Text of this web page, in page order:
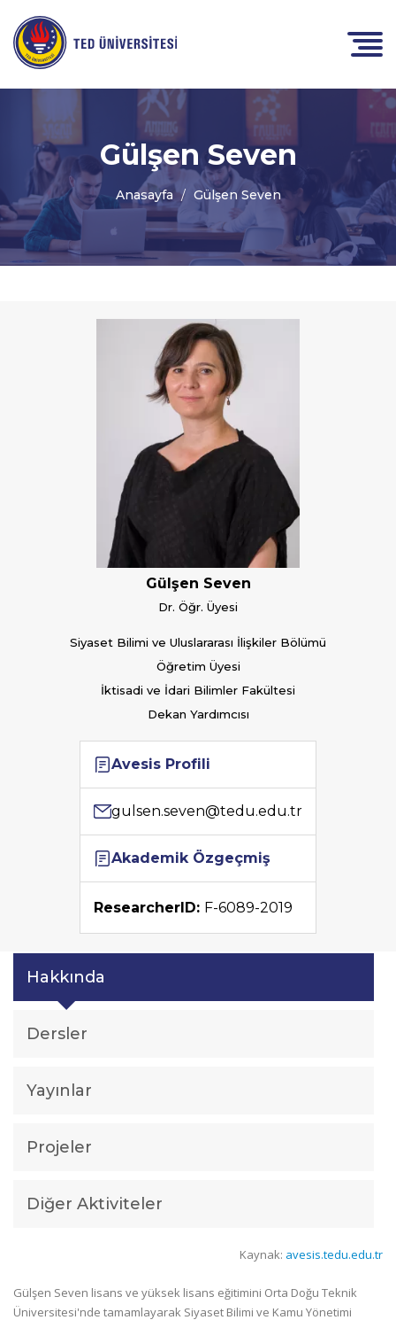
Gülşen Seven
Anasayfa Gülşen Seven
Gülşen Seven
Dr. Öğr. Üyesi
Siyaset Bilimi ve Uluslararası İlişkiler Bölümü
Öğretim Üyesi
İktisadi ve İdari Bilimler Fakültesi
Dekan Yardımcısı
Avesis Profili
gulsen.seven@tedu.edu.tr
Akademik Özgeçmiş
ResearcherID: F-6089-2019
Hakkında
Dersler
Yayınlar
Projeler
Diğer Aktiviteler